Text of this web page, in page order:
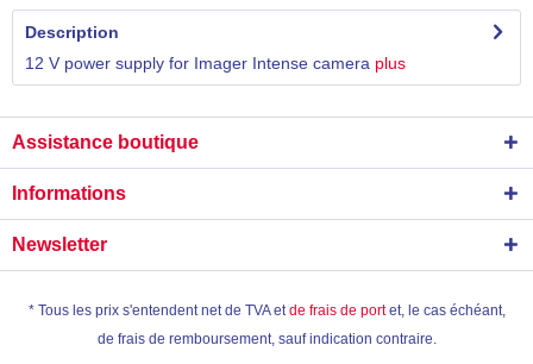
Description
12 V power supply for Imager Intense camera plus
Assistance boutique
Informations
Newsletter
* Tous les prix s'entendent net de TVA etde frais de portet, le cas échéant,
de frais de remboursement, sauf indication contraire.